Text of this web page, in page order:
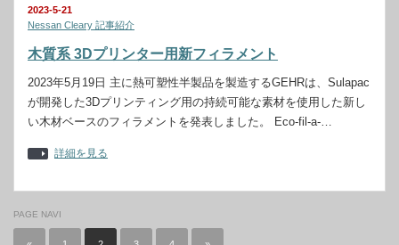
2023-5-21
Nessan Cleary 記事紹介
木質系 3Dプリンター用新フィラメント
2023年5月19日 主に熱可塑性半製品を製造するGEHRは、Sulapac
が開発した3Dプリンティング用の持続可能な素材を使用した新し
い木材ベースのフィラメントを発表しました。 Eco-fil-a-…
詳細を見る
PAGE NAVI